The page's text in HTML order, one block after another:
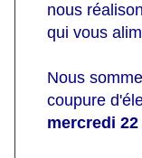
nous
qui vous
Nous
coupure
mercredi 22